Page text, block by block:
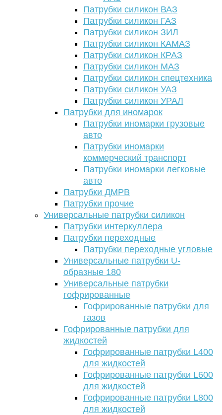
Патрубки силикон ВАЗ
Патрубки силикон ГАЗ
Патрубки силикон ЗИЛ
Патрубки силикон КАМАЗ
Патрубки силикон КРАЗ
Патрубки силикон МАЗ
Патрубки силикон спецтехника
Патрубки силикон УАЗ
Патрубки силикон УРАЛ
Патрубки для иномарок
Патрубки иномарки грузовые
авто
Патрубки иномарки
коммерческий транспорт
Патрубки иномарки легковые
авто
Патрубки ДМРВ
Патрубки прочие
Универсальные патрубки силикон
Патрубки интеркуллера
Патрубки переходные
Патрубки переходные угловые
Универсальные патрубки U-
образные 180
Универсальные патрубки
гофрированные
Гофрированные патрубки для
газов
Гофрированные патрубки для
жидкостей
Гофрированные патрубки L400
для жидкостей
Гофрированные патрубки L600
для жидкостей
Гофрированные патрубки L800
для жидкостей